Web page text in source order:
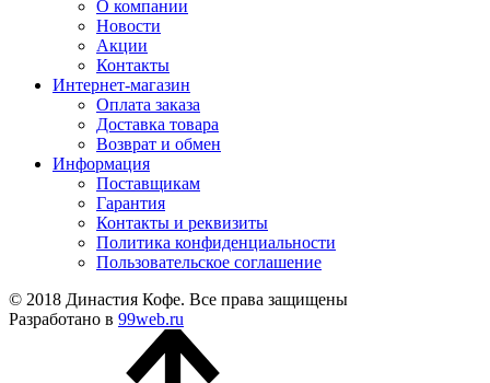
О компании
Новости
Акции
Контакты
Интернет-магазин
Оплата заказа
Доставка товара
Возврат и обмен
Информация
Поставщикам
Гарантия
Контакты и реквизиты
Политика конфиденциальности
Пользовательское соглашение
© 2018 Династия Кофе. Все права защищены
Разработано в 99web.ru